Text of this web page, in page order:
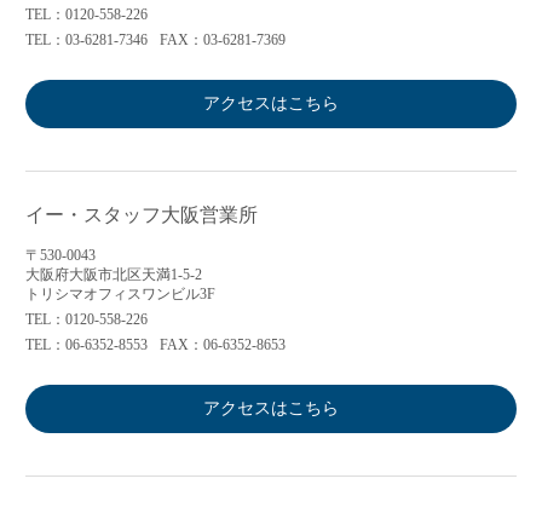
TEL：0120-558-226
TEL：03-6281-7346
FAX：03-6281-7369
アクセスはこちら
イー・スタッフ大阪営業所
〒530-0043
大阪府大阪市北区天満1-5-2
トリシマオフィスワンビル3F
TEL：0120-558-226
TEL：06-6352-8553
FAX：06-6352-8653
アクセスはこちら